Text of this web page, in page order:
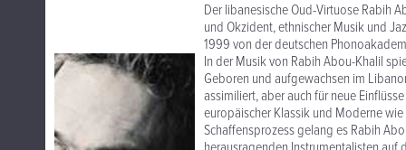
Der libanesische Oud-Virtuose Rabih
und Okzident, ethnischer Musik und
1999 von der deutschen
In der Musik von Rabih Abou-Khalil
Geboren und aufgewachsen im
assimiliert, aber auch für neue
europäischer Klassik und Moderne
Schaffensprozess gelang es Rabih